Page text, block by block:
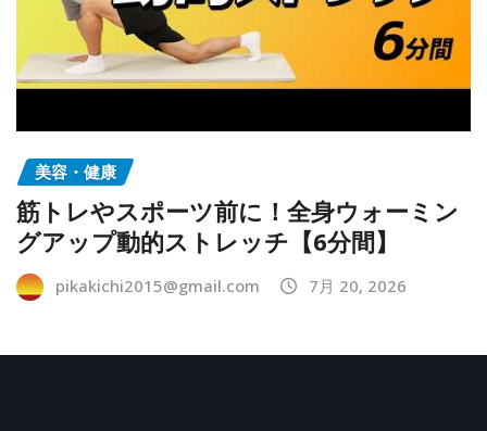
美容・健康
筋トレやスポーツ前に！全身ウォーミン
グアップ動的ストレッチ【6分間】
pikakichi2015@gmail.com 7月 20, 2026